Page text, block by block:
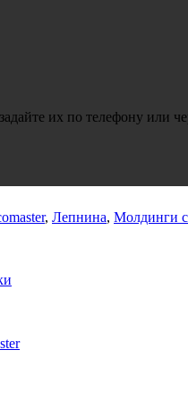
их по телефону или
, Лепнина, Молдинги